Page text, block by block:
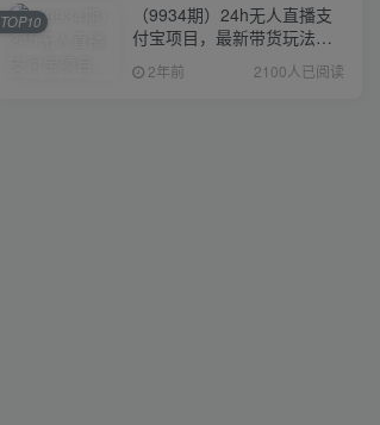
（9934期）24h无人直播支
付宝项目，最新带货玩法，
纯躺赚实测日入500+
2年前 2100人已阅读
TOP10